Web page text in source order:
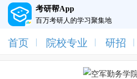
考研帮App
百万考研人的学习聚集地
首页 院校专业 研招